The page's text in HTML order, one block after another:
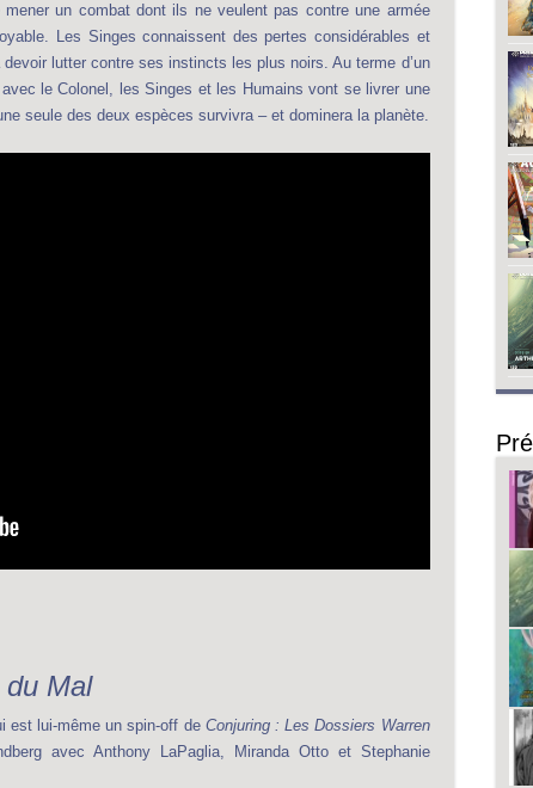
un combat dont ils ne veulent pas contre une armée
Les Singes connaissent des pertes considérables et
lutter contre ses instincts les plus noirs. Au terme d’un
le Colonel, les Singes et les Humains vont se livrer une
seule des deux espèces survivra – et dominera la planète.
Mal
est lui-même un spin-off de Conjuring : Les Dossiers Warren
avec Anthony LaPaglia, Miranda Otto et Stephanie